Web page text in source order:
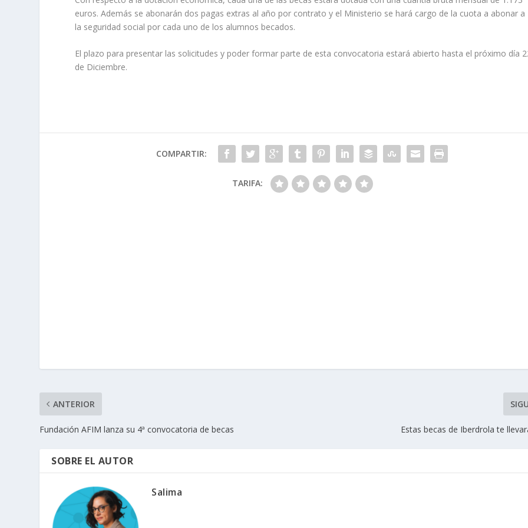
euros. Además se abonarán dos pagas extras al año por contrato y el Ministerio se hará cargo de la cuota a abonar a
la seguridad social por cada uno de los alumnos becados.
El plazo para presentar las solicitudes y poder formar parte de esta convocatoria estará abierto hasta el próximo día
de Diciembre.
COMPARTIR:
TARIFA:
ANTERIOR
Fundación AFIM lanza su 4ª convocatoria de becas Estas becas de Iberdrola te
SOBRE EL AUTOR
Salima